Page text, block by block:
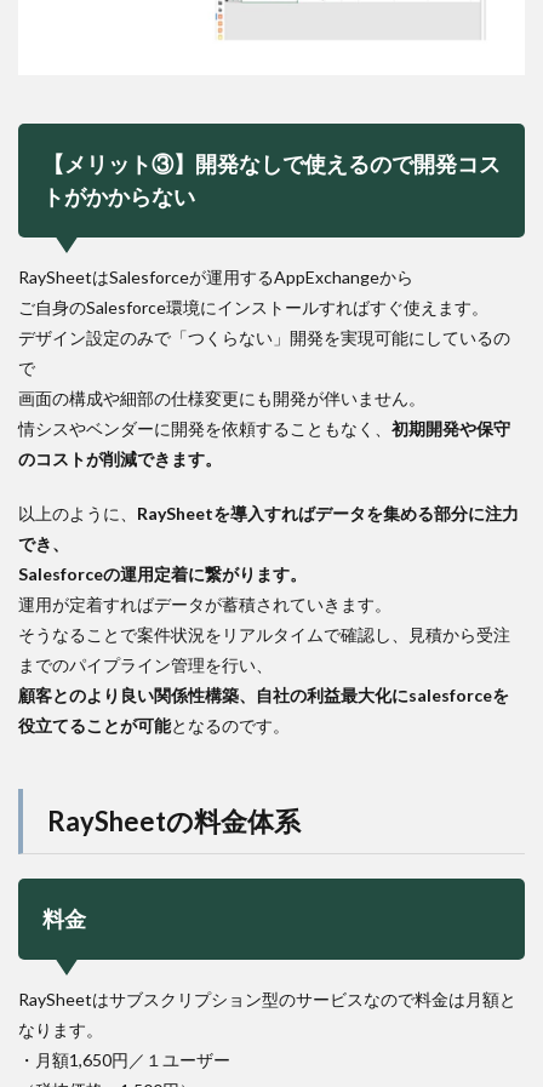
【メリット③】開発なしで使えるので開発コス
トがかからない
RaySheetはSalesforceが運用するAppExchangeから
ご自身のSalesforce環境にインストールすればすぐ使えます。
デザイン設定のみで「つくらない」開発を実現可能にしているの
で
画面の構成や細部の仕様変更にも開発が伴いません。
情シスやベンダーに開発を依頼することもなく、 初期開発や保守
のコストが削減できます。
以上のように、 RaySheetを導入すればデータを集める部分に注力
でき、
Salesforceの運用定着に繋がります。
運用が定着すればデータが蓄積されていきます。
そうなることで案件状況をリアルタイムで確認し、見積から受注
までのパイプライン管理を行い、
顧客とのより良い関係性構築、自社の利益最大化にsalesforceを
役立てることが可能となるのです。
RaySheetの料金体系
料金
RaySheetはサブスクリプション型のサービスなので料金は月額と
なります。
・月額1,650円／１ユーザー